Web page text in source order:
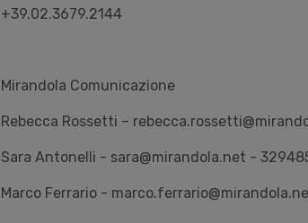
+39.02.3679.2144
Mirandola Comunicazione
Rebecca Rossetti –
Sara Antonelli - sara@mirandola.net -
Marco Ferrario -